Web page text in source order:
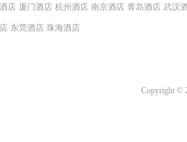
店 厦门酒店 杭州酒店 南京酒店 青岛酒店 武汉
东莞酒店 珠海酒店
Copyright ©